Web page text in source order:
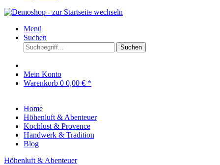
Menü
Suchen
Suchen
Mein Konto
Warenkorb 0 0,00 € *
Home
Höhenluft & Abenteuer
Kochlust & Provence
Handwerk & Tradition
Blog
Höhenluft & Abenteuer